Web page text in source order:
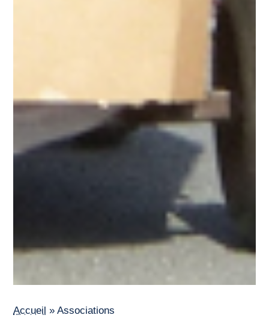
Accueil »Associations